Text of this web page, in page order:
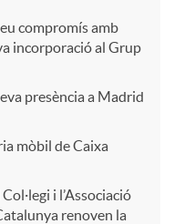
compromís amb
incorporació al Grup
presència a Madrid
mòbil de Caixa
i l’Associació
renoven la